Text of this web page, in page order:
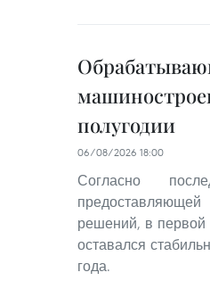
полугодии
06/08/2026 18:00
Согласно
решений, в первой
оставался
года.